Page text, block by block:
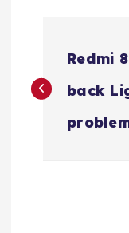
z
Redmi 8
back